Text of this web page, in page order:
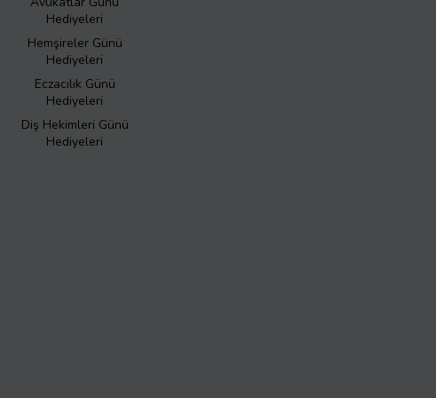
Hediyeleri
Hemşireler Günü
Hediyeleri
Eczacılık Günü
Hediyeleri
Diş Hekimleri Günü
Hediyeleri